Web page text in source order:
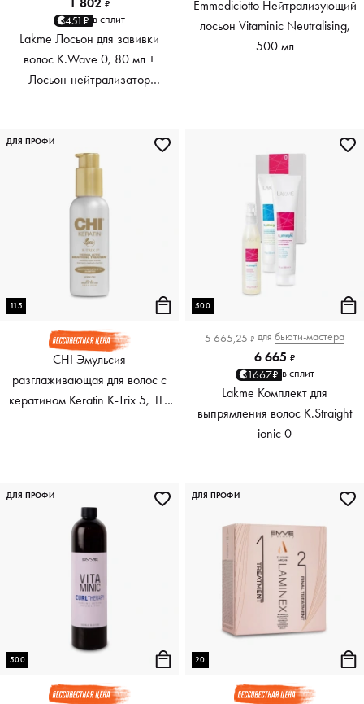
₽
451₽ в сплит
Lakme Лосьон для завивки
волос K.Wave 0, 80 мл +
Лосьон-нейтрализатор
Emmediciotto Нейтрализующий
лосьон Vitaminic Neutralising,
500 мл
115
CHI Эмульсия
разглаживающая для волос с
кератином Keratin K-Trix 5, 115
ДЛЯ ПРОФИ
500
5 665,25 ₽ для бьюти-мастера
6 665 ₽
1667₽ в сплит
Lakme Комплект для
выпрямления волос K.Straight
ionic 0
500
ДЛЯ ПРОФИ
20
ДЛЯ ПРОФИ